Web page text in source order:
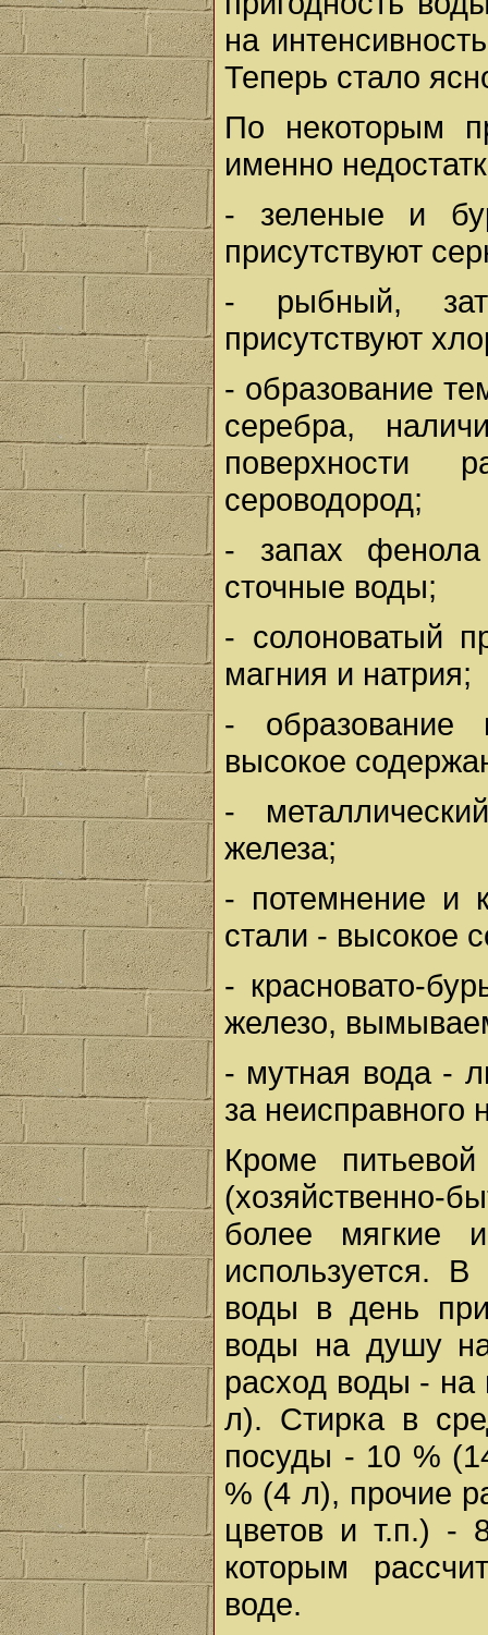
на
Теперь стало
По некоторым
именно
- зеленые и
присутствуют
- рыбный,
присутствуют
- образование
серебра,
поверхности
сероводород;
- запах
сточные воды;
- солоноватый
магния и натрия;
-
высокое
-
железа;
- потемнение и
стали - высокое
- красновато-
железо,
- мутная вода -
за неисправного
Кроме
(хозяйственно-
более мягкие
используется.
воды в день
воды на душу
расход воды -
л). Стирка в
посуды - 10 %
% (4 л), прочие
цветов и т.п.) -
которым
воде.